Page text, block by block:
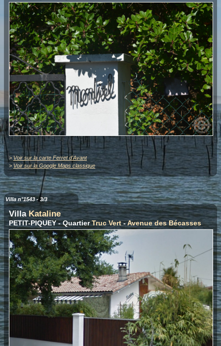
> Voir sur la carte Ferret d'Avant
> Voir sur la Google Maps classique
Villa n°1543 - 3/3
Villa Kataline
PETIT-PIQUEY - QuartierTruc Vert-Avenue des Bécasses